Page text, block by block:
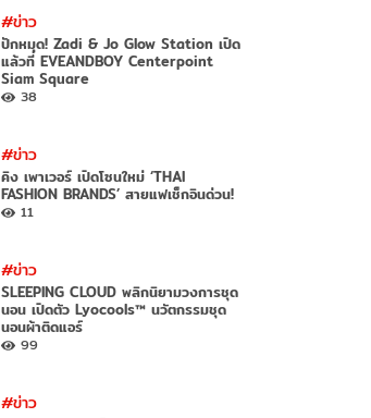
#ข่าว
ปักหมุด! Zadi & Jo Glow Station เปิด
แล้วที่ EVEANDBOY Centerpoint
Siam Square
38
#ข่าว
คิง เพาเวอร์ เปิดโซนใหม่ ‘THAI
FASHION BRANDS’ สายแฟเช็กอินด่วน!
11
#ข่าว
SLEEPING CLOUD พลิกนิยามวงการชุด
นอน เปิดตัว Lyocools™ นวัตกรรมชุด
นอนผ้าติดแอร์
99
#ข่าว